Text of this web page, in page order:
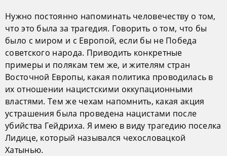
Нужно постоянно напоминать человечеству о том,
что это была за трагедия. Говорить о том, что бы
было с миром и с Европой, если бы не Победа
советского народа. Приводить конкретные
примеры и полякам тем же, и жителям стран
Восточной Европы, какая политика проводилась в
их отношении нацистскими оккупационными
властями. Тем же чехам напомнить, какая акция
устрашения была проведена нацистами после
убийства Гейдриха. Я имею в виду трагедию поселка
Лидице, который назывался чехословацкой
Хатынью.